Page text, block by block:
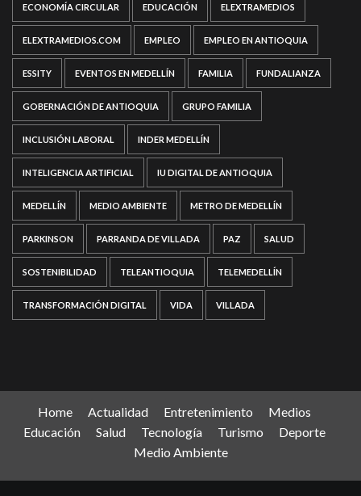
ECONOMÍA CIRCULAR EDUCACIÓN ELEXTRAMEDIOS
ELEXTRAMEDIOS.COM EMPLEO EMPLEO EN ANTIOQUIA
ESSITY EVENTOS EN MEDELLÍN FAMILIA FUNDALIANZA
GOBERNACIÓN DE ANTIOQUIA GRUPO FAMILIA
INCLUSIÓN LABORAL INDER MEDELLÍN
INTELIGENCIA ARTIFICIAL IU DIGITAL DE ANTIOQUIA
MEDELLÍN MEDIO AMBIENTE METRO DE MEDELLÍN
PARKINSON PARRANDA DE VILLADA PAZ SALUD
SOSTENIBILIDAD TELEANTIOQUIA TELEMEDELLÍN
TRANSFORMACIÓN DIGITAL VIDA VILLADA
Home Actualidad Entretenimiento
Medios
Educación
Salud Tecnología Turismo
Deporte
Medio Ambiente